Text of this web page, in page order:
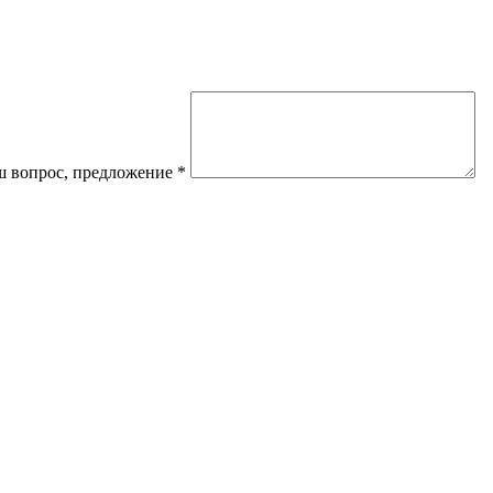
вопрос, предложение *